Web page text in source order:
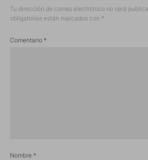
Tu dirección de correo electrónico no será
obligatorios están marcados con *
Comentario *
Nombre *